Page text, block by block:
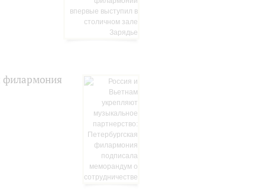
филармония